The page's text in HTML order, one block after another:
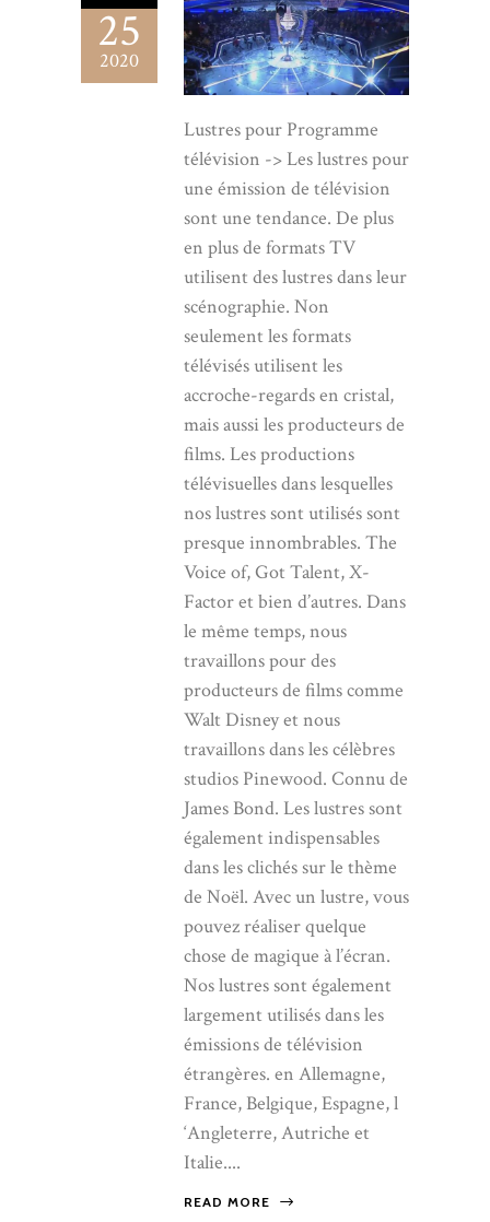
25
2020
Lustres pour Programme
télévision -> Les lustres pour
une émission de télévision
sont une tendance. De plus
en plus de formats TV
utilisent des lustres dans leur
scénographie. Non
seulement les formats
télévisés utilisent les
accroche-regards en cristal,
mais aussi les producteurs de
films. Les productions
télévisuelles dans lesquelles
nos lustres sont utilisés sont
presque innombrables. The
Voice of, Got Talent, X-
Factor et bien d’autres. Dans
le même temps, nous
travaillons pour des
producteurs de films comme
Walt Disney et nous
travaillons dans les célèbres
studios Pinewood. Connu de
James Bond. Les lustres sont
également indispensables
dans les clichés sur le thème
de Noël. Avec un lustre, vous
pouvez réaliser quelque
chose de magique à l’écran.
Nos lustres sont également
largement utilisés dans les
émissions de télévision
étrangères. en Allemagne,
France, Belgique, Espagne, l
‘Angleterre, Autriche et
Italie....
READ MORE